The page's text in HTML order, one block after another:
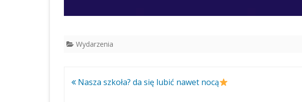
Wydarzenia
Nawigacja
Nasza szkoła? da się lubić nawet nocą